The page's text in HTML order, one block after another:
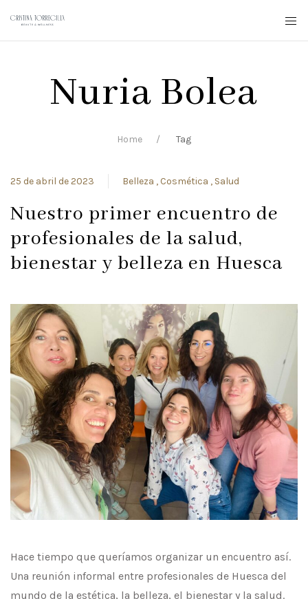
Nuria Bolea
Home Tag
25 de abril de 2023 Belleza Cosmética Salud
Nuestro primer encuentro de
profesionales de la salud,
bienestar y belleza en Huesca
Hace tiempo que queríamos organizar un encuentro así.
Una reunión informal entre profesionales de Huesca del
mundo de la estética, la belleza, el bienestar y la salud.